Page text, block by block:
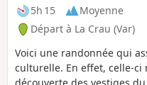
5h 15
Moyenne
Départ à La Crau (Var)
Voici une randonnée qui
culturelle. En effet, celle-ci